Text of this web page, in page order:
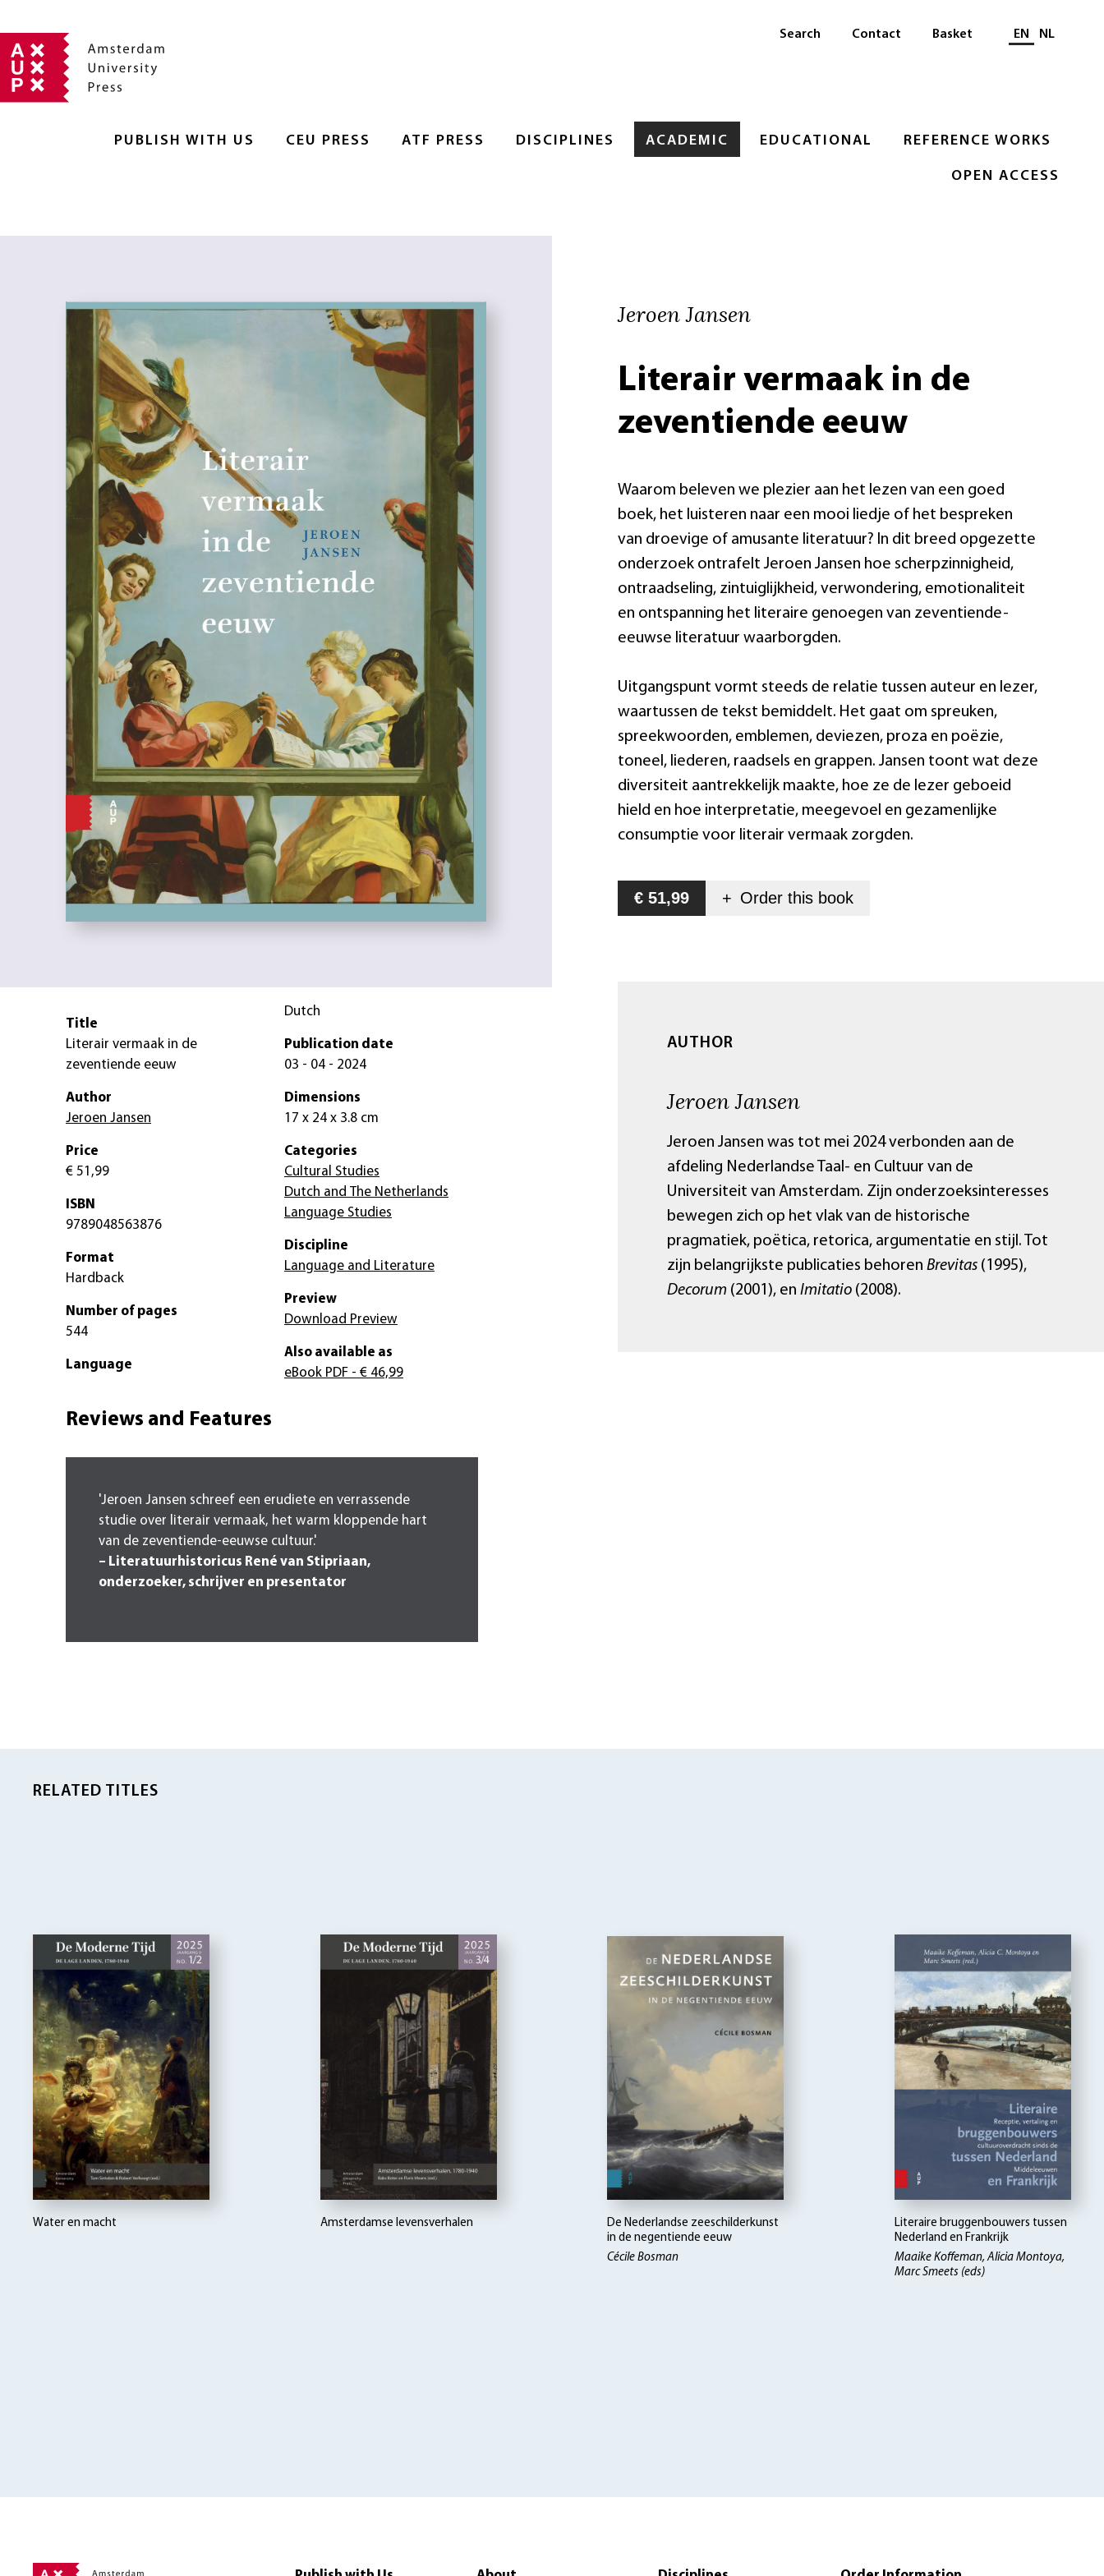
PUBLISH WITH US CEU PRESS ATF PRESS DISCIPLINES ACADEMIC EDUCATIONAL REFERENCE WORKS
OPEN ACCESS
Search Contact Basket Select language
EN NL
Jeroen Jansen
Literair vermaak in de
zeventiende eeuw
Waarom beleven we plezier aan het lezen van een goed
boek, het luisteren naar een mooi liedje of het bespreken
van droevige of amusante literatuur? In dit breed opgezette
onderzoek ontrafelt Jeroen Jansen hoe scherpzinnigheid,
ontraadseling, zintuiglijkheid, verwondering, emotionaliteit
en ontspanning het literaire genoegen van zeventiende-
eeuwse literatuur waarborgden.
Uitgangspunt vormt steeds de relatie tussen auteur en lezer,
waartussen de tekst bemiddelt. Het gaat om spreuken,
spreekwoorden, emblemen, deviezen, proza en poëzie,
toneel, liederen, raadsels en grappen. Jansen toont wat deze
diversiteit aantrekkelijk maakte, hoe ze de lezer geboeid
hield en hoe interpretatie, meegevoel en gezamenlijke
consumptie voor literair vermaak zorgden.
€ 51,99 + Order this book
AUTHOR
Jeroen Jansen
Jeroen Jansen was tot mei 2024 verbonden aan de
afdeling Nederlandse Taal- en Cultuur van de
Universiteit van Amsterdam. Zijn onderzoeksinteresses
bewegen zich op het vlak van de historische
pragmatiek, poëtica, retorica, argumentatie en stijl. Tot
zijn belangrijkste publicaties behoren Brevitas (1995),
Decorum (2001), en Imitatio (2008).
Title
Literair vermaak in de
zeventiende eeuw
Author
Jeroen Jansen
Price
€ 51,99
ISBN
9789048563876
Format
Hardback
Number of pages
544
Language
Dutch
Publication date
03 - 04 - 2024
Dimensions
17 x 24 x 3.8 cm
Categories
Cultural Studies
Dutch and The Netherlands
Language Studies
Discipline
Language and Literature
Preview
Download Preview
Also available as
eBook PDF - € 46,99
Reviews and Features
'Jeroen Jansen schreef een erudiete en verrassende
studie over literair vermaak, het warm kloppende hart
van de zeventiende-eeuwse cultuur.'
– Literatuurhistoricus René van Stipriaan,
onderzoeker, schrijver en presentator
RELATED TITLES
Water en macht Amsterdamse levensverhalen
De Nederlandse zeeschilderkunst
in de negentiende eeuw
Cécile Bosman
Literaire bruggenbouwers tussen
Nederland en Frankrijk
Maaike Koffeman, Alicia Montoya,
Marc Smeets (eds)